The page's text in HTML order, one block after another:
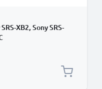
XB2, Sony SRS-